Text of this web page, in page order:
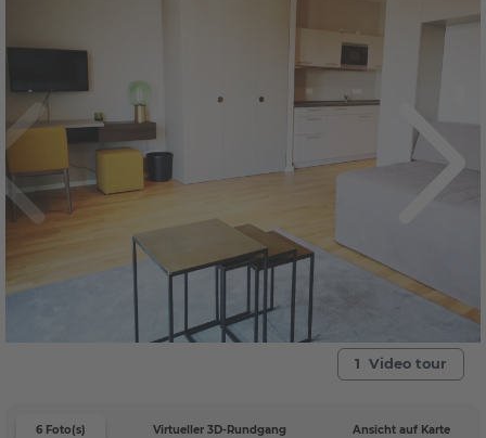
1 Video tour
6 Foto(s) Virtueller 3D-Rundgang Ansicht auf Karte